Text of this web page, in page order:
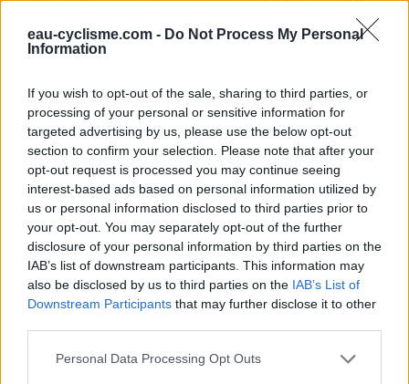
eau-cyclisme.com - Do Not Process My Personal
Information
If you wish to opt-out of the sale, sharing to third parties, or
processing of your personal or sensitive information for
targeted advertising by us, please use the below opt-out
section to confirm your selection. Please note that after your
opt-out request is processed you may continue seeing
interest-based ads based on personal information utilized by
us or personal information disclosed to third parties prior to
your opt-out. You may separately opt-out of the further
disclosure of your personal information by third parties on the
IAB’s list of downstream participants. This information may
also be disclosed by us to third parties on the IAB’s List of
Downstream Participants that may further disclose it to other
Personal Data Processing Opt Outs
voit pas : elle est orientée face au sens opposé), on arrivera
ensuite sur la D973 (suivre la direction de Digoin) et l'on
Saint-Aubin-sur-Loire. P.S.2 : Il y a de nombreux sens
uniques en ville.
Visual cues